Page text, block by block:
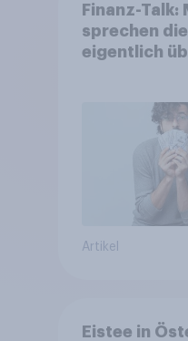
Finanz-Talk:
sprechen
eigentlich
Artikel
Eistee in